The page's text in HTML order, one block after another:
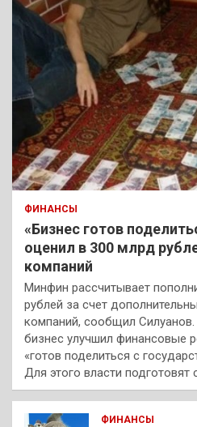
ФИНАНСЫ
«Бизнес готов
оценил в 300 млрд
компаний
Минфин рассчитывает
рублей за счет
компаний, сообщил Силуанов.
бизнес улучшил финансовые
«готов поделиться с
Для этого власти
ФИНАНСЫ